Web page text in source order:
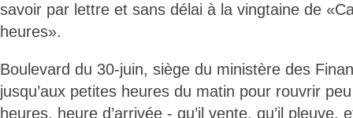
savoir par lettre et sans délai à la vingtaine de
heures».
Boulevard du 30-juin, siège du ministère des
jusqu’aux petites heures du matin pour rouvrir
heures, heure d’arrivée - qu’il vente, qu’il pleuve,